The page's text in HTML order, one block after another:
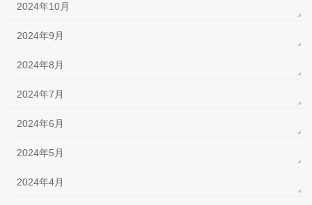
2024年10月
2024年9月
2024年8月
2024年7月
2024年6月
2024年5月
2024年4月